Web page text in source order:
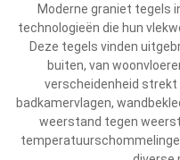
Moderne graniet tegels
technologieën die hun
Deze tegels vinden
buiten, van
verscheidenheid
badkamervlagen,
weerstand tegen